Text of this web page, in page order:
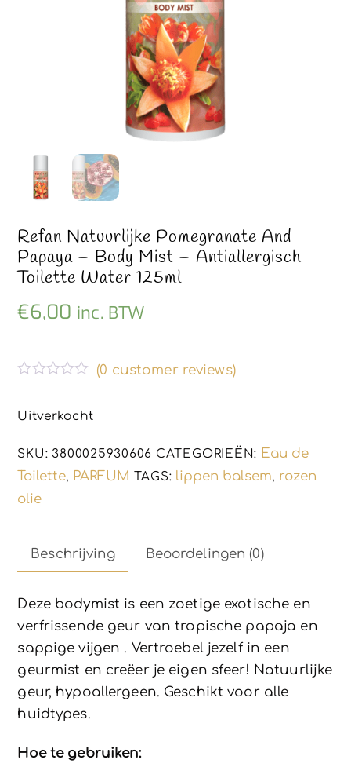
Refan Natuurlijke Pomegranate And
Papaya – Body Mist – Antiallergisch
Toilette Water 125ml
€6,00 inc. BTW
w
a
r
d
e
r
5
(0 customer reviews)
Uitverkocht
SKU:3800025930606 CATEGORIEËN: Eau de
Toilette, PARFUM TAGS: lippen balsem, rozen
olie
Beschrijving Beoordelingen (0)
Deze bodymist is een zoetige exotische en
verfrissende geur van tropische papaja en
sappige vijgen . Vertroebel jezelf in een
geurmist en creëer je eigen sfeer! Natuurlijke
geur, hypoallergeen. Geschikt voor alle
huidtypes.
Hoe te gebruiken: